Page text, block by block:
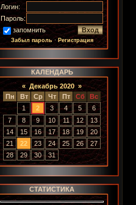
Логин:
Пароль:
запомнить
Забыл пароль·Регистрация
КАЛЕНДАРЬ
« Декабрь 2020 »
Пн
Вт Ср Чт Пт Сб
Вс
1
2 3 4 5
6
7
8 9 10 11 12
13
14
15 16 17 18 19
20
21
22 23 24 25 26
27
28
29 30 31
СТАТИСТИКА